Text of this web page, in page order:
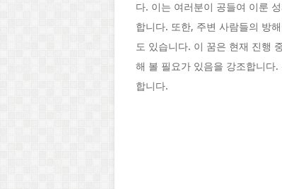
다. 이는 여러분이 공들여 이룬
합니다. 또한, 주변 사람들의 방
도 있습니다. 이 꿈은 현재 진행
해 볼 필요가 있음을 강조합니다
합니다.